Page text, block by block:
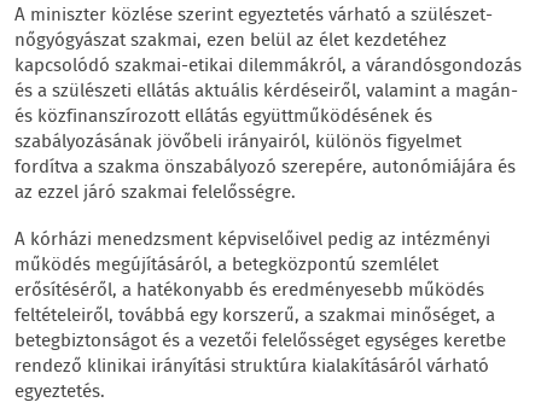
A miniszter közlése szerint egyeztetés várható a szülészet-
nőgyógyászat szakmai, ezen belül az élet kezdetéhez
kapcsolódó szakmai-etikai dilemmákról, a várandósgondozás
és a szülészeti ellátás aktuális kérdéseiről, valamint a magán-
és közfinanszírozott ellátás együttműködésének és
szabályozásának jövőbeli irányairól, különös figyelmet
fordítva a szakma önszabályozó szerepére, autonómiájára és
az ezzel járó szakmai felelősségre.
A kórházi menedzsment képviselőivel pedig az intézményi
működés megújításáról, a betegközpontú szemlélet
erősítéséről, a hatékonyabb és eredményesebb működés
feltételeiről, továbbá egy korszerű, a szakmai minőséget, a
betegbiztonságot és a vezetői felelősséget egységes keretbe
rendező klinikai irányítási struktúra kialakításáról várható
egyeztetés.